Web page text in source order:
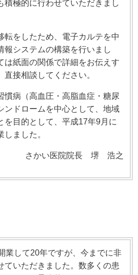
積極的に行わせていただきまし
転をしたため、電子カルテを中
報システムの構築を行いまし
は紙面の関係で詳細をお伝えす
接相談してください。
慣病（高血圧・高脂血症・糖尿
ンドロームを中心として、地域
を目的として、平成17年9月に
しました。
さかい医院院長 堺 浩之
業して20年ですが、今までに非
ていただきました。数多くの患